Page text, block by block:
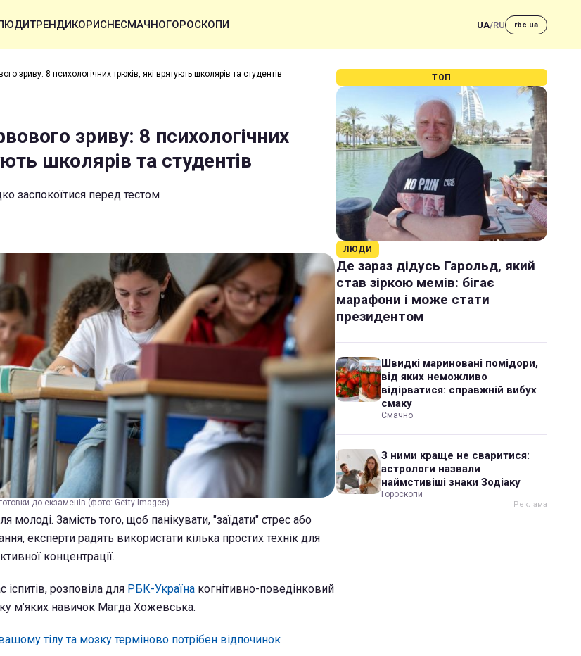
ТРЕНДИКОРИСНЕСМАЧНОГОРОСКОПИ UA/RU rbc.ua
зриву: 8 психологічних трюків, які врятують школярів та студентів
зриву: 8 психологічних
школярів та студентів
заспокоїтися перед тестом
до екзаменів (фото: Getty Images)
Замість того, щоб панікувати, "заїдати" стрес або
експерти радять використати кілька простих технік для
концентрації.
іспитів, розповіла для РБК-Україна когнітивно-поведінковий
м’яких навичок Магда Хожевська.
тілу та мозку терміново потрібен відпочинок
ТОП
ЛЮДИ
Де зараз дідусь Гарольд, який
став зіркою мемів: бігає
марафони і може стати
президентом
Швидкі мариновані помідори,
від яких неможливо
відірватися: справжній вибух
смаку
Смачно
З ними краще не сваритися:
астрологи назвали
наймстивіші знаки Зодіаку
Гороскопи